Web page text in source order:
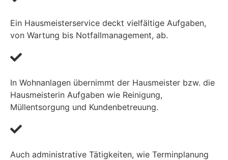
Ein Hausmeisterservice deckt vielfältige Aufgaben,
von Wartung bis Notfallmanagement, ab.
In Wohnanlagen übernimmt der Hausmeister bzw. die
Hausmeisterin Aufgaben wie Reinigung,
Müllentsorgung und Kundenbetreuung.
Auch administrative Tätigkeiten, wie Terminplanung